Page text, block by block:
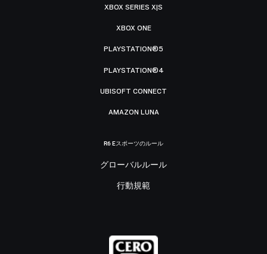
XBOX SERIES X|S
XBOX ONE
PLAYSTATION®5
PLAYSTATION®4
UBISOFT CONNECT
AMAZON LUNA
R6 Eスポーツのルール
グローバルルール
行動規範